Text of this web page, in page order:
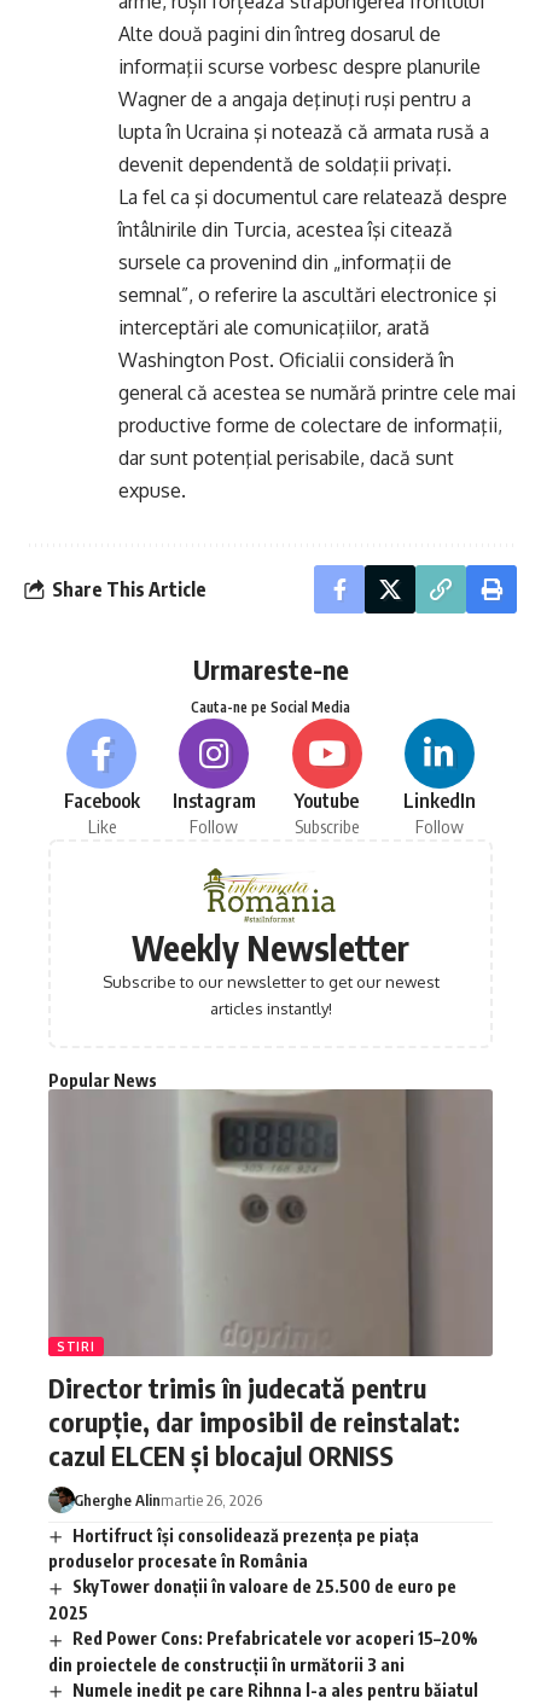
Alte două pagini din întreg dosarul de
informaţii scurse vorbesc despre planurile
Wagner de a angaja deţinuţi ruşi pentru a
lupta în Ucraina şi notează că armata rusă a
devenit dependentă de soldaţii privaţi.
La fel ca şi documentul care relatează despre
întâlnirile din Turcia, acestea îşi citează
sursele ca provenind din „informaţii de
semnal”, o referire la ascultări electronice şi
interceptări ale comunicaţiilor, arată
Washington Post. Oficialii consideră în
general că acestea se numără printre cele mai
productive forme de colectare de informaţii,
dar sunt potenţial perisabile, dacă sunt
expuse.
Share This Article
Urmareste-ne
Cauta-ne pe Social Media
Facebook
Like
Instagram
Follow
Youtube
Subscribe
LinkedIn
Follow
Weekly Newsletter
Subscribe to our newsletter to get our newest
articles instantly!
Popular News
STIRI
Director trimis în judecată pentru
corupție, dar imposibil de reinstalat:
cazul ELCEN și blocajul ORNISS
Gherghe Alinmartie 26, 2026
Hortifruct își consolidează prezența pe piața
produselor procesate în România
SkyTower donații în valoare de 25.500 de euro pe
2025
Red Power Cons: Prefabricatele vor acoperi 15–20%
din proiectele de construcții în următorii 3 ani
Numele inedit pe care Rihnna l-a ales pentru băiatul